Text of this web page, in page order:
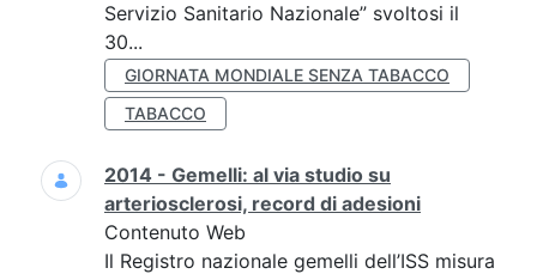
Servizio Sanitario Nazionale” svoltosi il
30...
GIORNATA MONDIALE SENZA TABACCO
TABACCO
2014 - Gemelli: al via studio su
arteriosclerosi, record di adesioni
Contenuto Web
Il Registro nazionale gemelli dell’ISS misura